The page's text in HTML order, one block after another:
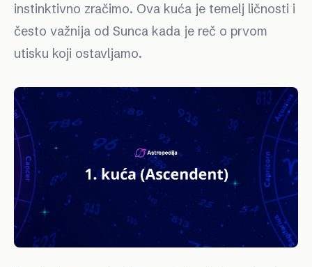
instinktivno zračimo. Ova kuća je temelj ličnosti i
često važnija od Sunca kada je reč o prvom
utisku koji ostavljamo.